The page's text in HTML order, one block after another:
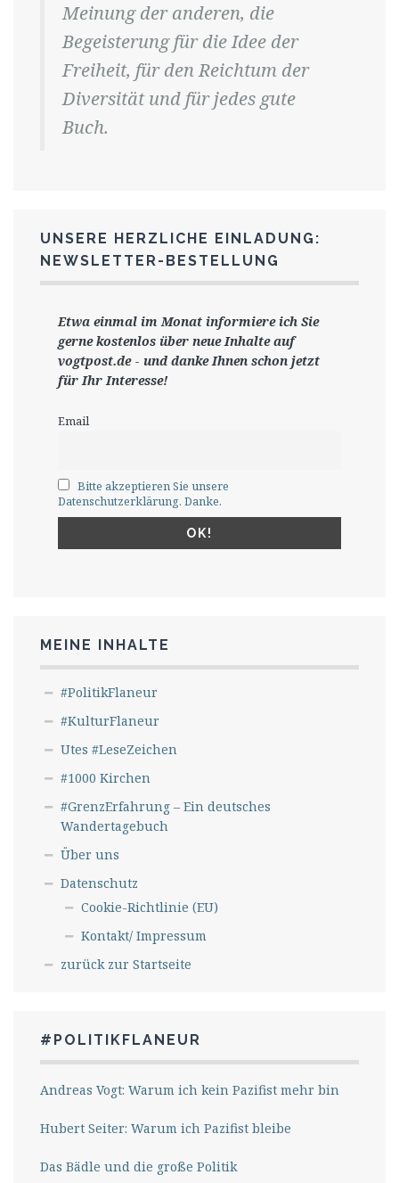
Meinung der anderen, die
Begeisterung für die Idee der
Freiheit, für den Reichtum der
Diversität und für jedes gute
Buch.
UNSERE HERZLICHE EINLADUNG:
NEWSLETTER-BESTELLUNG
Etwa einmal im Monat informiere ich Sie
gernekostenlos über neue Inhalte auf
vogtpost.de- und danke Ihnen schon jetzt
für Ihr Interesse!
Email
Bitte akzeptieren Sie unsere
Datenschutzerklärung. Danke.
MEINE INHALTE
#PolitikFlaneur
#KulturFlaneur
Utes #LeseZeichen
#1000 Kirchen
#GrenzErfahrung – Ein deutsches
Wandertagebuch
Über uns
Datenschutz
Cookie-Richtlinie (EU)
Kontakt/ Impressum
zurück zur Startseite
#POLITIKFLANEUR
Andreas Vogt: Warum ich kein Pazifist mehr bin
Hubert Seiter: Warum ich Pazifist bleibe
Das Bädle und die große Politik